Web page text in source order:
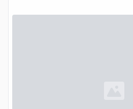
Edelstahl-Tamper, integriertes